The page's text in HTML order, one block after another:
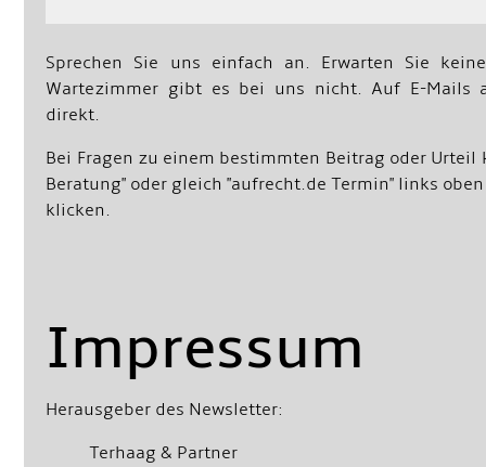
Sprechen Sie uns einfach an. Erwarten Sie
Wartezimmer gibt es bei uns nicht. Auf E-Mails
direkt.
Bei Fragen zu einem bestimmten Beitrag oder Urteil
Beratung" oder gleich "aufrecht.de Termin" links
klicken.
Impressum
Herausgeber des Newsletter:
Terhaag & Partner